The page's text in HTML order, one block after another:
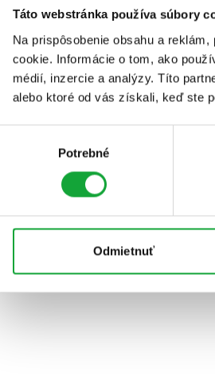
Táto webstránka používa súbory
Na prispôsobenie obsahu a
cookie. Informácie o tom, ako
médií, inzercie a analýzy. Títo
alebo ktoré od vás získali, keď ste
Potrebné
Odmietnuť